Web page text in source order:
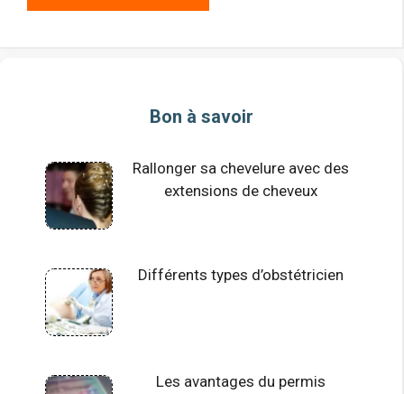
Bon à savoir
Rallonger sa chevelure avec des
extensions de cheveux
Différents types d’obstétricien
Les avantages du permis